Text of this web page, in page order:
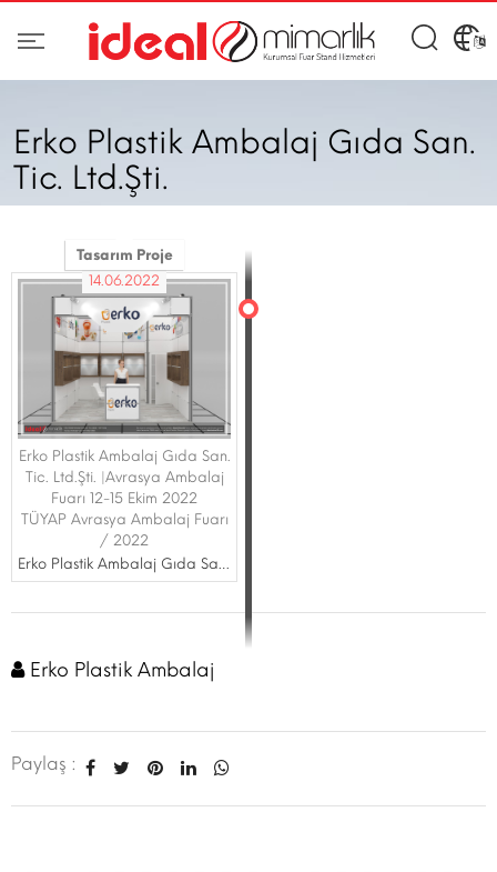
Erko Plastik Ambalaj Gıda San.
Tic. Ltd.Şti.
Tasarım Proje
14.06.2022
Erko Plastik Ambalaj Gıda San.
Tic. Ltd.Şti. |Avrasya Ambalaj
Fuarı 12-15 Ekim 2022
TÜYAP Avrasya Ambalaj Fuarı
/ 2022
Erko Plastik Ambalaj Gıda San. Tic. Ltd.Şti.
Erko Plastik Ambalaj
Paylaş :